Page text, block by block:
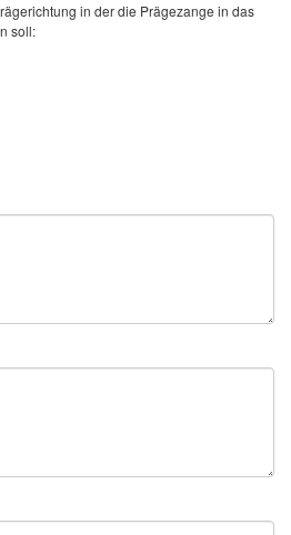
in der die Prägezange in das
soll: